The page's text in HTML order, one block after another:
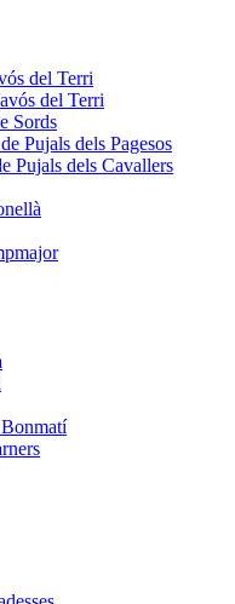
del Terri
del Terri
Sords
Pujals dels Pagesos
Pujals dels Cavallers